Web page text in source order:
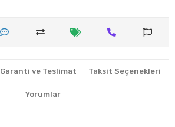
Garanti ve Teslimat Taksit Seçenekleri
Yorumlar